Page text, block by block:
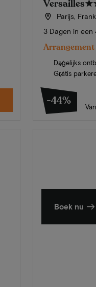
Versailles
Parijs,
3 Dagen in een
Arrangement
Dagelijks
Gratis
-44%
Boek nu